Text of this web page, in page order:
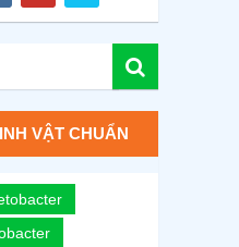
VẬT CHUẨN